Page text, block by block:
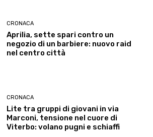
CRONACA
Aprilia, sette spari contro un
negozio di un barbiere: nuovo raid
nel centro città
CRONACA
Lite tra gruppi di giovani in via
Marconi, tensione nel cuore di
Viterbo: volano pugni e schiaffi